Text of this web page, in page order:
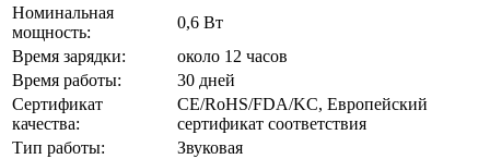
Номинальная
мощность:
0,6 Вт
Время зарядки:
около 12 часов
Время работы:
30 дней
Сертификат
качества:
CE/RoHS/FDA/KC, Европейский
сертификат соответствия
Тип работы:
Звуковая